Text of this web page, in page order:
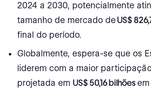
IA nas estatísticas de comércio
Adoção de IA no comércio eletrônico
Benefícios da IA no comércio eletrônico
Ganhos de eficiência
2024 a 2030, potencialmente
tamanho de mercado deUS$
final do período.
Globalmente, espera-se que os
liderem com a maior
projetada emUS$ 50,16 bilhões